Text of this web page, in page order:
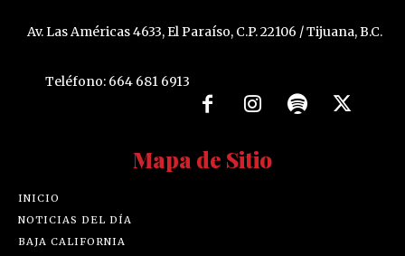
Av. Las Américas 4633, El Paraíso, C.P. 22106 / Tijuana, B.C.
Teléfono: 664 681 6913
Mapa de Sitio
INICIO
NOTICIAS DEL DÍA
BAJA CALIFORNIA